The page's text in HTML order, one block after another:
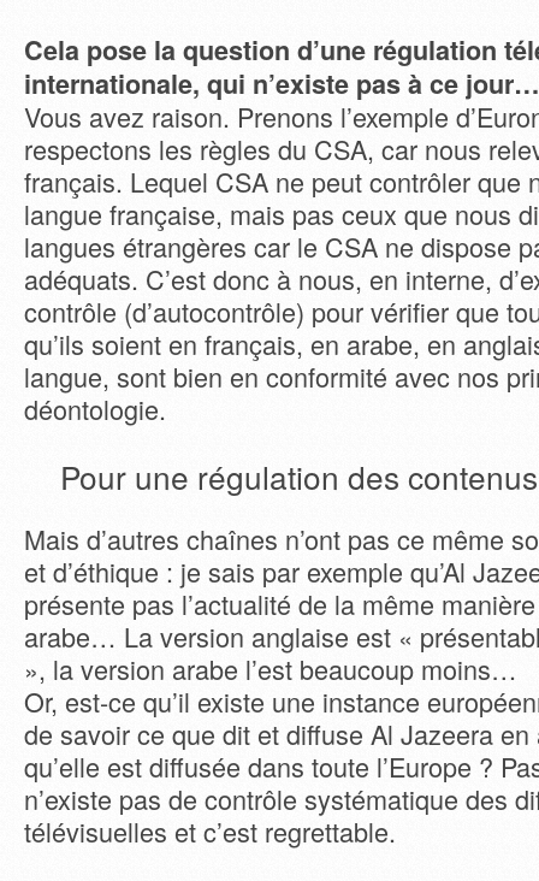
Cela pose la question d’une régulation
internationale, qui n’existe pas à ce jour…
Vous avez raison. Prenons l’exemple
respectons les règles du CSA, car nous
français. Lequel CSA ne peut contrôler que
langue française, mais pas ceux que nous
langues étrangères car le CSA ne dispose
adéquats. C’est donc à nous, en interne,
contrôle (d’autocontrôle) pour vérifier que
qu’ils soient en français, en arabe, en
langue, sont bien en conformité avec nos
déontologie.
Pour une régulation des contenus
Mais d’autres chaînes n’ont pas ce même
et d’éthique : je sais par exemple qu’Al
présente pas l’actualité de la même
arabe… La version anglaise est «
», la version arabe l’est beaucoup moins…
Or, est-ce qu’il existe une instance
de savoir ce que dit et diffuse Al Jazeera
qu’elle est diffusée dans toute l’Europe ?
n’existe pas de contrôle systématique des
télévisuelles et c’est regrettable.